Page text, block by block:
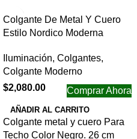
Colgante De Metal Y Cuero
Estilo Nordico Moderna
Iluminación, Colgantes,
Colgante Moderno
$2,080.00 Comprar Ahora
AÑADIR AL CARRITO
Colgante metal y cuero Para
Techo Color Negro. 26 cm